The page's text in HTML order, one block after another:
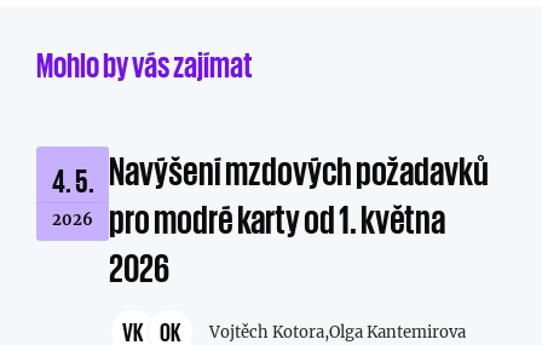
Mohlo by vás zajímat
4. 5.
2026
Navýšení mzdových požadavků
pro modré karty od 1. května
2026
VK OK Vojtěch Kotora,Olga Kantemirova